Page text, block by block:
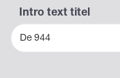
Intro text titel
De 944